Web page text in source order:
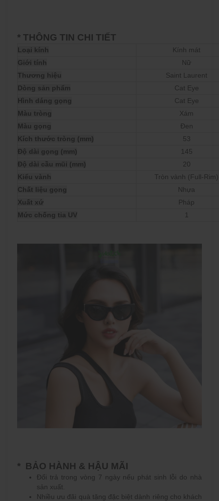
* THÔNG TIN CHI TIẾT
Loại kính
Kính mát
Giới tính
Nữ
Thương hiệu
Saint Laurent
Dòng sản phẩm
Cat Eye
Hình dáng gọng
Cat Eye
Màu tròng
Xám
Màu gọng
Đen
Kích thước tròng (mm)
53
Độ dài gọng (mm)
145
Độ dài cầu mũi (mm)
20
Kiểu vành
Tròn vành (Full-Rim)
Chất liệu gọng
Nhựa
Xuất xứ
Pháp
Mức chống tia UV
1
* BẢO HÀNH & HẬU MÃI
Đổi trả trong vòng 7 ngày nếu phát sinh lỗi do nhà
sản xuất.
Nhiều ưu đãi quà tặng đặc biệt dành riêng cho khách